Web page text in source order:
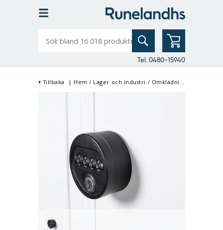
bland
Tel. 0480-15940
Tillbaka | Hem / Lager och industri / Omklädningsrum